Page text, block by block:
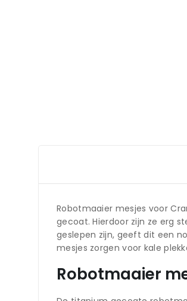
Robotmaaier mesjes voor
gecoat. Hierdoor zijn ze erg
geslepen zijn, geeft dit een
mesjes zorgen voor kale
Robotmaaier